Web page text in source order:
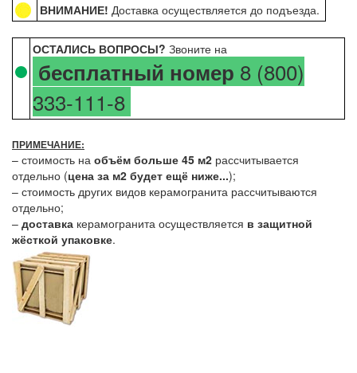
ВНИМАНИЕ! Доставка осуществляется до подъезда.
ОСТАЛИСЬ ВОПРОСЫ? Звоните на
бесплатный номер 8 (800)
333-111-8
ПРИМЕЧАНИЕ:
– стоимость на объём больше 45 м2 рассчитывается
отдельно (цена за м2 будет ещё ниже...);
– стоимость других видов керамогранита рассчитываются
отдельно;
– доставка керамогранита осуществляется в защитной
жёсткой упаковке.